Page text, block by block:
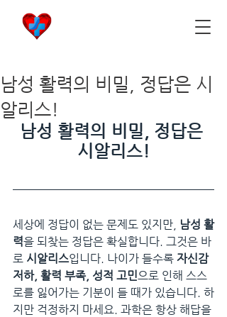
남성 활력의 비밀, 정답은 시
알리스!
남성 활력의 비밀, 정답은
시알리스!
세상에 정답이 없는 문제도 있지만, 남성 활
력을 되찾는 정답은 확실합니다. 그것은 바
로 시알리스입니다. 나이가 들수록 자신감
저하, 활력 부족, 성적 고민으로 인해 스스
로를 잃어가는 기분이 들 때가 있습니다. 하
지만 걱정하지 마세요. 과학은 항상 해답을